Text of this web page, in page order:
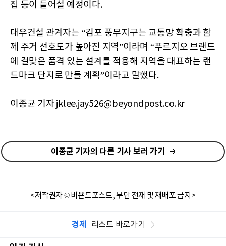
집 등이 들어설 예정이다.
대우건설 관계자는 “김포 풍무지구는 교통망 확충과 함
께 주거 선호도가 높아진 지역”이라며 “푸르지오 브랜드
에 걸맞은 품격 있는 설계를 적용해 지역을 대표하는 랜
드마크 단지로 만들 계획”이라고 말했다.
이종균 기자 jklee.jay526@beyondpost.co.kr
이종균 기자의 다른 기사 보러 가기
<저작권자 © 비욘드포스트, 무단 전재 및 재배포 금지>
경제 리스트 바로가기